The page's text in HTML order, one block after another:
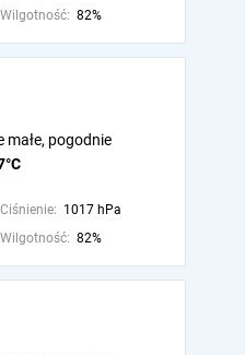
Wilgotność: 82%
małe, pogodnie
Ciśnienie: 1017 hPa
Wilgotność: 82%